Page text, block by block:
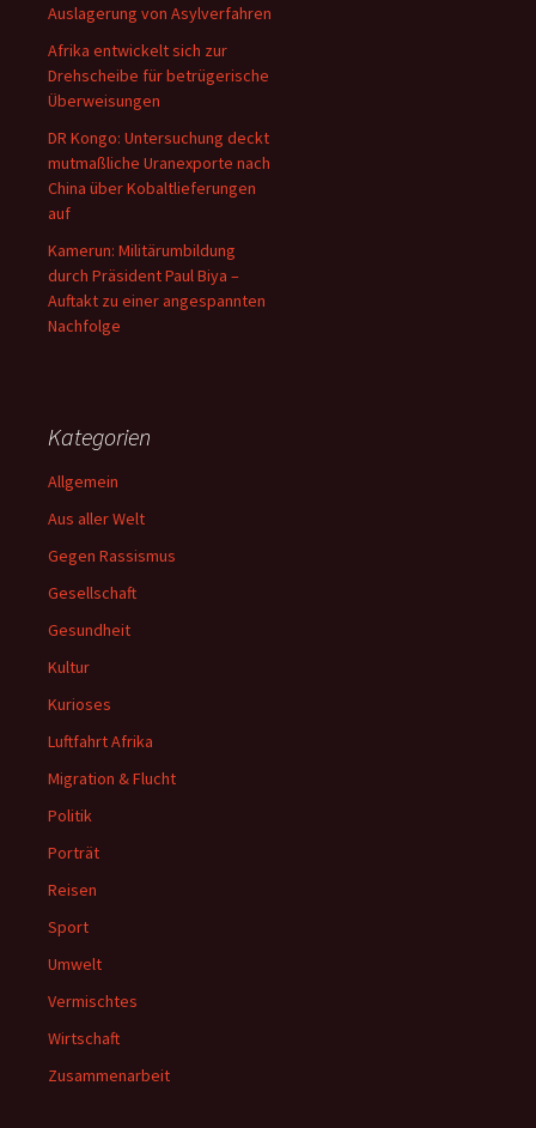
Auslagerung von Asylverfahren
Afrika entwickelt sich zur
Drehscheibe für betrügerische
Überweisungen
DR Kongo: Untersuchung deckt
mutmaßliche Uranexporte nach
China über Kobaltlieferungen
auf
Kamerun: Militärumbildung
durch Präsident Paul Biya –
Auftakt zu einer angespannten
Nachfolge
Kategorien
Allgemein
Aus aller Welt
Gegen Rassismus
Gesellschaft
Gesundheit
Kultur
Kurioses
Luftfahrt Afrika
Migration & Flucht
Politik
Porträt
Reisen
Sport
Umwelt
Vermischtes
Wirtschaft
Zusammenarbeit